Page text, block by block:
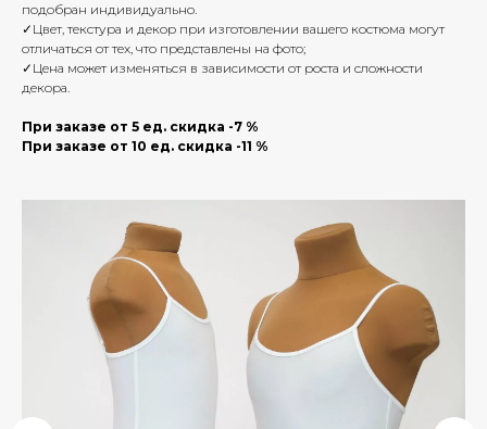
подобран индивидуально.
✓Цвет, текстура и декор при изготовлении вашего костюма могут
отличаться от тех, что представлены на фото;
✓Цена может изменяться в зависимости от роста и сложности
декора.
При заказе от 5 ед. скидка -7 %
При заказе от 10 ед. скидка -11 %